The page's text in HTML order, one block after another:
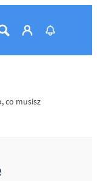
navigation
co musisz